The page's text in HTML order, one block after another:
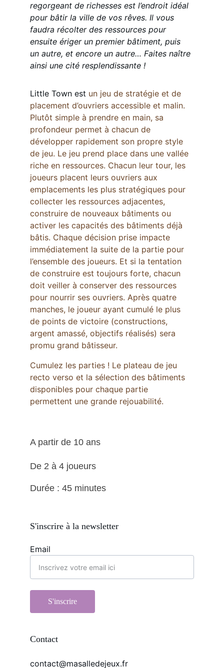
regorgeant de richesses est l’endroit idéal
pour bâtir la ville de vos rêves. Il vous
faudra récolter des ressources pour
ensuite ériger un premier bâtiment, puis
un autre, et encore un autre… Faites naître
ainsi une cité resplendissante !
Little Town est un jeu de stratégie et de
placement d’ouvriers accessible et malin.
Plutôt simple à prendre en main, sa
profondeur permet à chacun de
développer rapidement son propre style
de jeu. Le jeu prend place dans une vallée
riche en ressources. Chacun leur tour, les
joueurs placent leurs ouvriers aux
emplacements les plus stratégiques pour
collecter les ressources adjacentes,
construire de nouveaux bâtiments ou
activer les capacités des bâtiments déjà
bâtis. Chaque décision prise impacte
immédiatement la suite de la partie pour
l’ensemble des joueurs. Et si la tentation
de construire est toujours forte, chacun
doit veiller à conserver des ressources
pour nourrir ses ouvriers. Après quatre
manches, le joueur ayant cumulé le plus
de points de victoire (constructions,
argent amassé, objectifs réalisés) sera
promu grand bâtisseur.
Cumulez les parties ! Le plateau de jeu
recto verso et la sélection des bâtiments
disponibles pour chaque partie
permettent une grande rejouabilité.
A partir de 10 ans
De 2 à 4 joueurs
Durée : 45 minutes
Contact
Email
S'inscrire
contact@masalledejeux.fr
S'inscrire à la newsletter